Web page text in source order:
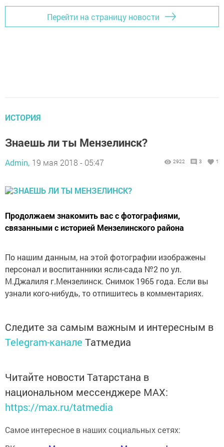
Перейти на страницу новости
ИСТОРИЯ
Знаешь ли ты Мензелинск?
Admin, 19 мая 2018 - 05:47 2922 3 1
Продолжаем знакомить вас с фотографиями,
связанными с историей Мензелинского района
По нашим данным, на этой фотографии изображены
персонал и воспитанники ясли-сада №2 по ул.
М.Джалиля г.Мензелинск. Снимок 1965 года. Если вы
узнали кого-нибудь, то отпишитесь в комментариях.
Следите за самым важным и интересным в
Telegram-канале Татмедиа
Читайте новости Татарстана в
национальном мессенджере MАХ:
https://max.ru/tatmedia
Самое интересное в наших социальных сетях: